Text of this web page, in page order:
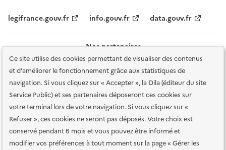
Ce site utilise des cookies permettant de visualiser des contenus
et d'améliorer le fonctionnement grâce aux statistiques de
navigation. Si vous cliquez sur « Accepter », la Dila (éditeur du site
Service Public) et ses partenaires déposeront ces cookies sur
votre terminal lors de votre navigation. Si vous cliquez sur «
Refuser », ces cookies ne seront pas déposés. Votre choix est
conservé pendant 6 mois et vous pouvez être informé et
modifier vos préférences à tout moment sur la page « Gérer les
legifrance.gouv.fr info.gouv.fr data.gouv.fr
Nos partenaires
Plan du site Accessibilité : totalement conforme
Accessibilité des
services en ligne Mentions légales Données personnelles et sécurité
Conditions générales d'utilisation Gestion des cookies